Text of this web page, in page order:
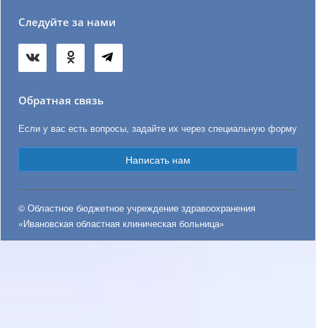
Следуйте за нами
Обратная связь
Если у вас есть вопросы, задайте их через специальную форму
Написать нам
© Областное бюджетное учреждение здравоохранения
«Ивановская областная клиническая больница»